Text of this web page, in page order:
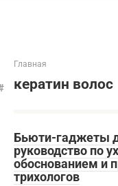
Главная
кератин волос
Бьюти-гаджеты
руководство по
обоснованием и
трихологов